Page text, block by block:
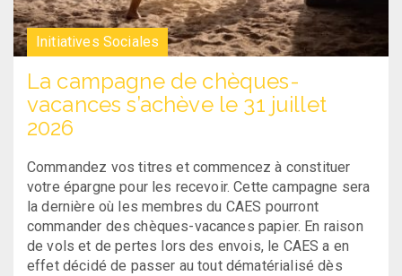
Initiatives Sociales
La campagne de chèques-
vacances s’achève le 31 juillet
2026
Commandez vos titres et commencez à constituer
votre épargne pour les recevoir. Cette campagne sera
la dernière où les membres du CAES pourront
commander des chèques-vacances papier. En raison
de vols et de pertes lors des envois, le CAES a en
effet décidé de passer au tout dématérialisé dès